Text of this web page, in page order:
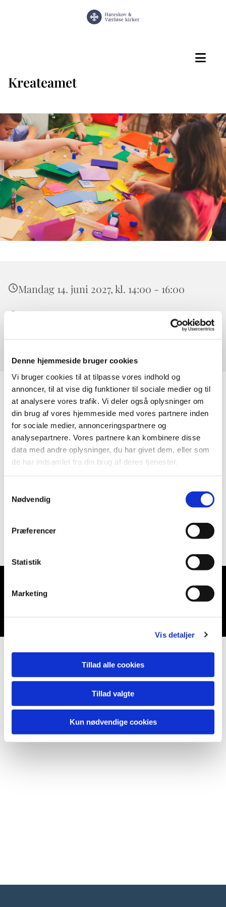
Denne hjemmeside bruger cookies
Vi bruger cookies til at tilpasse vores indhold og
annoncer, til at vise dig funktioner til sociale medier og til
at analysere vores trafik. Vi deler også oplysninger om
din brug af vores hjemmeside med vores partnere inden
for sociale medier, annonceringspartnere og
analysepartnere. Vores partnere kan kombinere disse
data med andre oplysninger, du har givet dem, eller som
de har indsamlet fra din brug af deres tjenester.
Nødvendig
Præferencer
Statistik
Marketing
Vis detaljer
Tillad alle cookies
Tillad valgte
Kun nødvendige cookies
Kreateamet
Mandag 14. juni 2027, kl. 14:00 - 16:00
Værløse, Højeloft Vænge 20, 3500 Værløse
0
Du vil måske også kunne lide...